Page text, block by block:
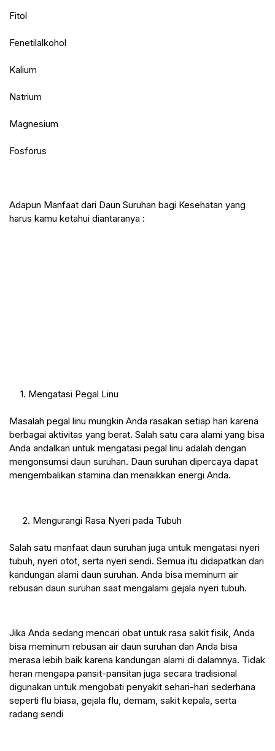
Fitol
Fenetilalkohol
Kalium
Natrium
Magnesium
Fosforus
Adapun Manfaat dari Daun Suruhan bagi Kesehatan yang
harus kamu ketahui diantaranya :
1. Mengatasi Pegal Linu
Masalah pegal linu mungkin Anda rasakan setiap hari karena
berbagai aktivitas yang berat. Salah satu cara alami yang bisa
Anda andalkan untuk mengatasi pegal linu adalah dengan
mengonsumsi daun suruhan. Daun suruhan dipercaya dapat
mengembalikan stamina dan menaikkan energi Anda.
2. Mengurangi Rasa Nyeri pada Tubuh
Salah satu manfaat daun suruhan juga untuk mengatasi nyeri
tubuh, nyeri otot, serta nyeri sendi. Semua itu didapatkan dari
kandungan alami daun suruhan. Anda bisa meminum air
rebusan daun suruhan saat mengalami gejala nyeri tubuh.
Jika Anda sedang mencari obat untuk rasa sakit fisik, Anda
bisa meminum rebusan air daun suruhan dan Anda bisa
merasa lebih baik karena kandungan alami di dalamnya. Tidak
heran mengapa pansit-pansitan juga secara tradisional
digunakan untuk mengobati penyakit sehari-hari sederhana
seperti flu biasa, gejala flu, demam, sakit kepala, serta
radang sendi